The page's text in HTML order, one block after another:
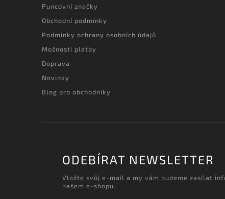
Puncovní značky
Obchodní podmínky
Podmínky ochrany osobních údajů
Možnosti platby
Doprava
Novinky
Blog pro obchodníky
ODEBÍRAT NEWSLETTER
Vložte svůj e-mail a my vám budeme zasílat
našem e-shopu.